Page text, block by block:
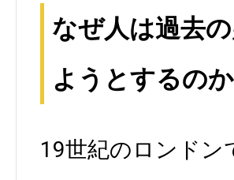
なぜ人は過去
ようとするのか
19世紀のロンドン